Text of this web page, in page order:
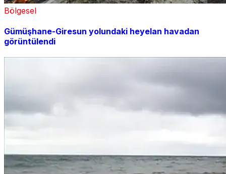
Bölgesel
Gümüşhane-Giresun yolundaki heyelan havadan
görüntülendi